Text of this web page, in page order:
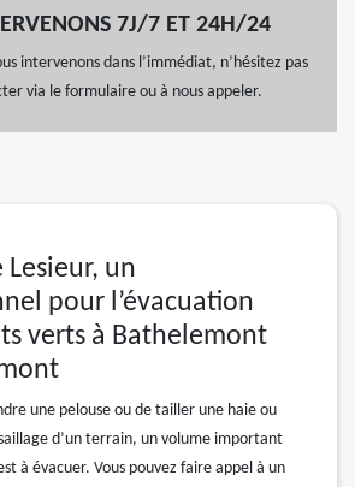
7J/7 ET 24H/24
intervenons dans l’immédiat, n’hésitez pas
via le formulaire ou à nous appeler.
un
pour l’évacuation
verts à Bathelemont
une pelouse ou de tailler une haie ou
d’un terrain, un volume important
à évacuer. Vous pouvez faire appel à un